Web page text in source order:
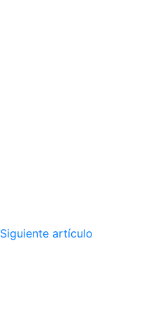
Siguiente artículo